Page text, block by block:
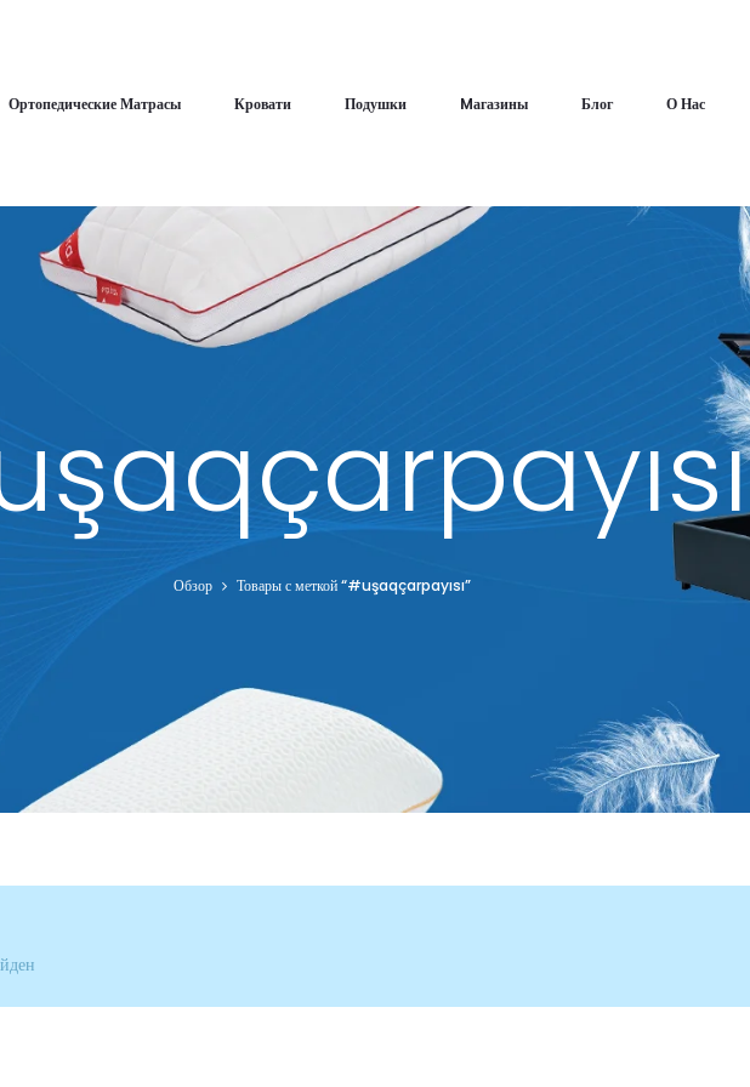
Ортопедические Матрасы Кровати Подушки Mагазины Блог О Нас
Обзор Товары с меткой “#uşaqçarpayısı”